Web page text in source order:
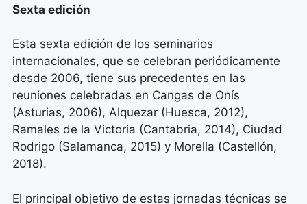
Sexta edición
Esta sexta edición de los seminarios
internacionales, que se celebran periódicamente
desde 2006, tiene sus precedentes en las
reuniones celebradas en Cangas de Onís
(Asturias, 2006), Alquezar (Huesca, 2012),
Ramales de la Victoria (Cantabria, 2014), Ciudad
Rodrigo (Salamanca, 2015) y Morella (Castellón,
2018).
El principal objetivo de estas jornadas técnicas se